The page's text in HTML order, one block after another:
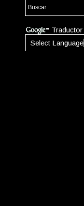
Traductor
Select Language